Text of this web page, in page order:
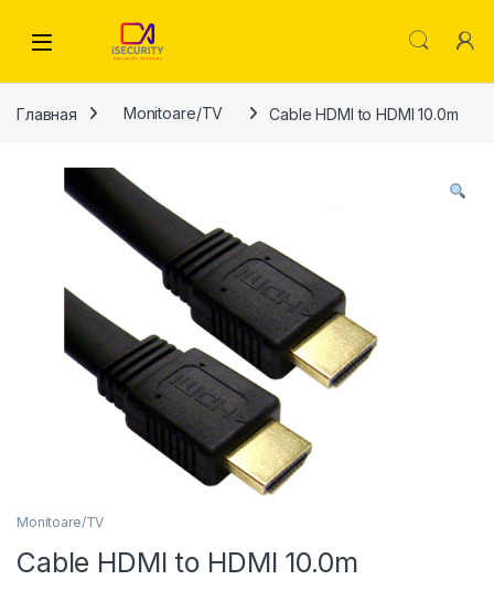
Главная Monitoare/TV Cable HDMI to HDMI 10.0m
Monitoare/TV
Cable HDMI to HDMI 10.0m